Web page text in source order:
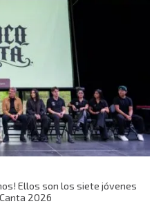
Ellos son los siete jóvenes
2026